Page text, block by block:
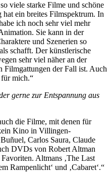
viele starke Filme und schöne
ein breites Filmspektrum. In
ich noch sehr viel mehr
Sie kann in der
und Szenerien so
schafft. Der künstlerische
sehr viel näher an der
Filmgattungen der Fall ist. Auch
mich.“
gerne zur Entspannung aus
die Filme, mit denen für
Kino in Villingen-
Carlos Saura, Claude
DVDs von Robert Altman
Altmans ‚The Last
Rampenlicht‘ und ‚Cabaret‘.“